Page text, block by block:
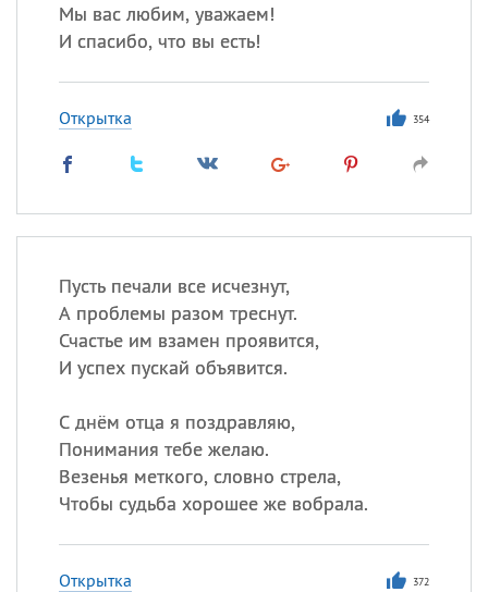
Мы вас любим, уважаем!
И спасибо, что вы есть!
Открытка 354
Пусть печали все исчезнут,
А проблемы разом треснут.
Счастье им взамен проявится,
И успех пускай объявится.
С днём отца я поздравляю,
Понимания тебе желаю.
Везенья меткого, словно стрела,
Чтобы судьба хорошее же вобрала.
Открытка 372
ИМЕНА
Макар
Анна